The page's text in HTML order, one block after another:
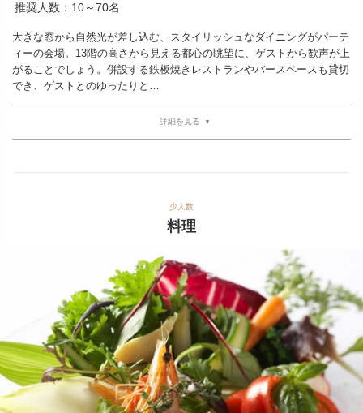
推奨人数：10～70名
大きな窓から自然光が差し込む、スタイリッシュなダイニングがパーテ
ィーの会場。13階の高さから見える都心の眺望に、ゲストから歓声が上
がることでしょう。併設する鉄板焼きレストランやバースペースも貸切
でき、ゲストとのゆったりと…
詳細を見る
少人数
料理